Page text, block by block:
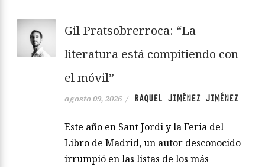
Gil Pratsobrerroca: “La
literatura está compitiendo con
el móvil”
agosto 09, 2026 / RAQUEL JIMÉNEZ JIMÉNEZ
Este año en Sant Jordi y la Feria del
Libro de Madrid, un autor desconocido
irrumpió en las listas de los más